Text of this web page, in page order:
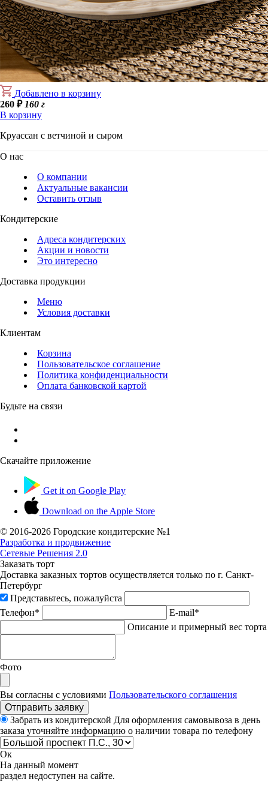
Добавлено в корзину
260 ₽ 160 г
В корзину
Круассан с ветчиной и сыром
О нас
О компании
Актуальные вакансии
Оставить отзыв
Кондитерские
Адреса кондитерских
Акции и новости
Это интересно
Доставка продукции
Меню
Условия доставки
Клиентам
Корзина
Пользовательское соглашение
Политика конфиденциальности
Оплата банковской картой
Будьте на связи
Скачайте приложение
Get it on Google Play
Download on the Apple Store
© 2016-2026 Городские кондитерские №1
Разработка и продвижение
Сетевые Решения 2.0
Заказать торт
Доставка заказных тортов осуществляется только по г. Санкт-
Петербург
Представьтесь, пожалуйста
Телефон*
E-mail*
Описание и примерный вес торта
Фото
Вы согласны с условиями Пользовательского соглашения
Отправить заявку
Забрать из кондитерской Для оформления самовывоза в день
заказа уточняйте информацию о наличии товара по телефону
Ок
На данный момент
раздел недоступен на сайте.